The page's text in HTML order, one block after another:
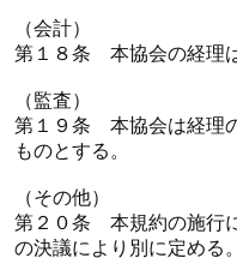
（会計）
第１８条 本協会の経理
（監査）
第１９条 本協会は経理
ものとする。
（その他）
第２０条 本規約の施行
の決議により別に定める。